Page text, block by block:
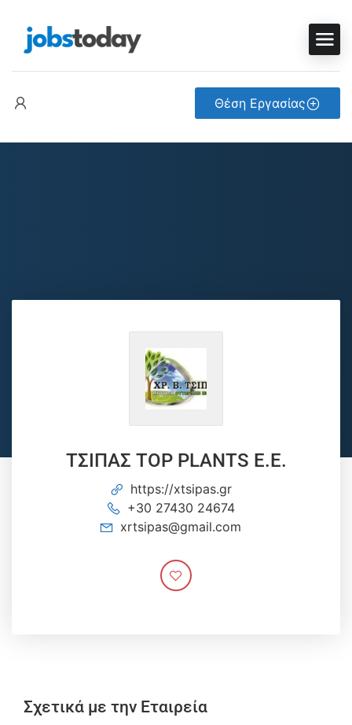
Θέση Εργασίας
ΤΣΙΠΑΣ TOP PLANTS E.E.
https://xtsipas.gr
+30 27430 24674
xrtsipas@gmail.com
Σχετικά με την Εταιρεία